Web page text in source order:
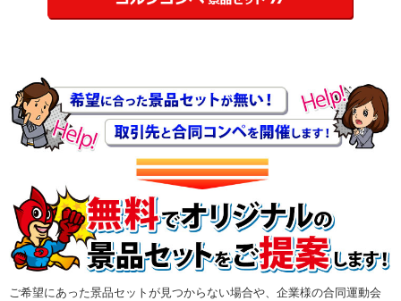
ご希望にあった景品セットが見つからない場合や、企業様の合同運動会